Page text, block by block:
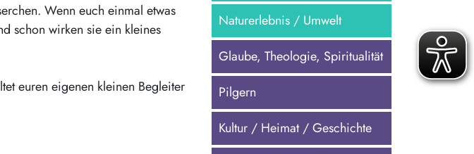
Wenn euch einmal etwas
schon wirken sie ein kleines
euren eigenen kleinen Begleiter
Naturerlebnis / Umwelt
Glaube, Theologie, Spiritualität
Pilgern
Kultur / Heimat / Geschichte